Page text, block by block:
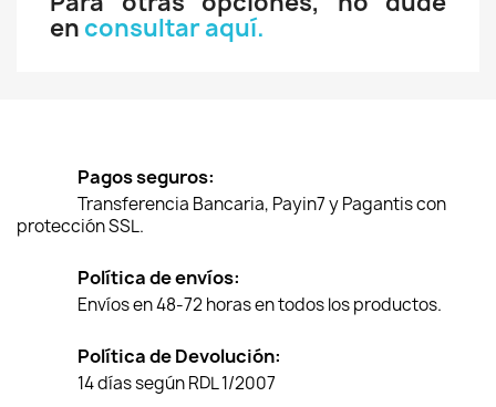
en consultar aquí.
Pagos seguros:
Transferencia Bancaria, Payin7 y Pagantis con
protección SSL.
Política de envíos:
Envíos en 48-72 horas en todos los productos.
Política de Devolución:
14 días según RDL 1/2007